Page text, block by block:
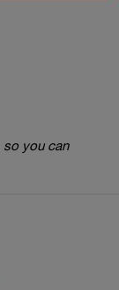
so you can